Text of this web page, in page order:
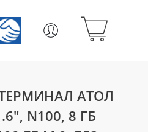
АТОЛ
N100, 8 ГБ